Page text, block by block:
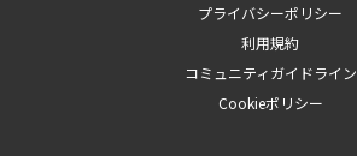
プライバシーポリシー
利用規約
コミュニティガイドライン
Cookieポリシー